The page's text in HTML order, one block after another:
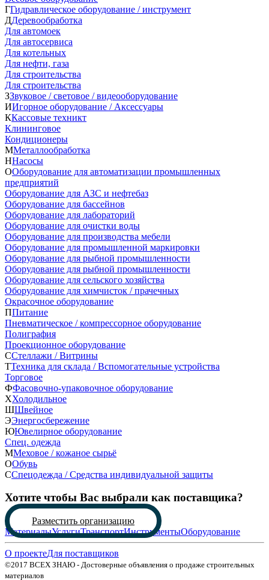
ГГидравлическое оборудование / инструмент
ДДеревообработка
Для автомоек
Для автосервиса
Для котельных
Для нефти, газа
Для строительства
Для строительства
ЗЗвуковое / световое / видеооборудование
ИИгорное оборудование / Аксессуары
ККассовые техникт
Клининговое
Кондиционеры
ММеталлообработка
ННасосы
ООборудование для автоматизации промышленных
предприятий
Оборудование для АЗС и нефтебаз
Оборудование для бассейнов
Оборудование для лабораторий
Оборудование для очистки воды
Оборудование для производства мебели
Оборудование для промышленной маркировки
Оборудование для рыбной промышленности
Оборудование для рыбной промышленности
Оборудование для сельского хозяйства
Оборудование для химчисток / прачечных
Окрасочное оборудование
ППитание
Пневматическое / компрессорное оборудование
Полиграфия
Проекционное оборудование
ССтеллажи / Витрины
ТТехника для склада / Вспомогательные устройства
Торговое
ФФасовочно-упаковочное оборудование
ХХолодильное
ШШвейное
ЭЭнергосбережение
ЮЮвелирное оборудование
Спец. одежда
ММеховое / кожаное сырьё
ООбувь
ССпецодежда / Средства индивидуальной защиты
Хотите чтобы Вас выбрали как поставщика?
Разместить организацию
МатериалыУслугиТранспортИнструментыОборудование
О проектеДля поставщиков
©2017 ВСЕХ ЗНАЮ - Достоверные объявления о продаже строительных
материалов